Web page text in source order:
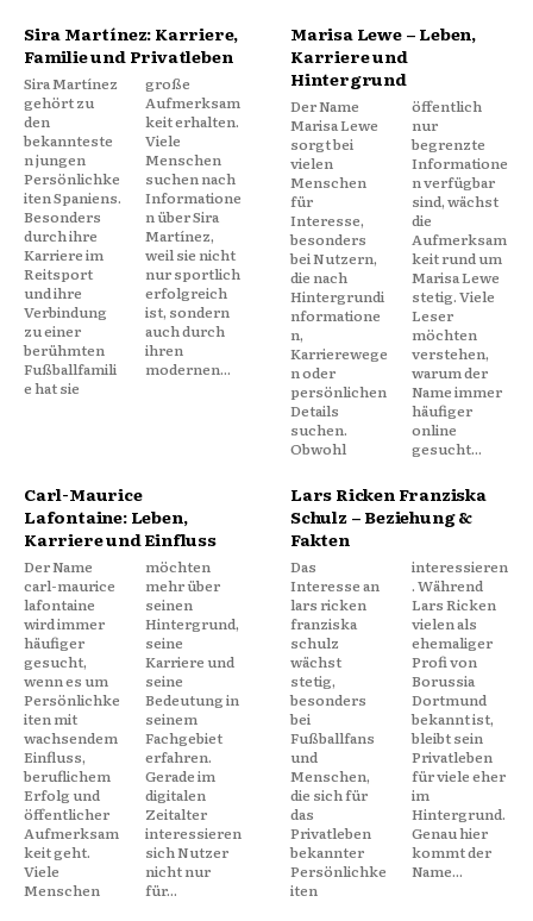
Sira Martínez: Karriere,
Familie und Privatleben
Sira Martínez
gehört zu
den
bekannteste
n jungen
Persönlichke
iten Spaniens.
Besonders
durch ihre
Karriere im
Reitsport
und ihre
Verbindung
zu einer
berühmten
Fußballfamili
e hat sie
große
Aufmerksam
keit erhalten.
Viele
Menschen
suchen nach
Informatione
n über Sira
Martínez,
weil sie nicht
nur sportlich
erfolgreich
ist, sondern
auch durch
ihren
modernen...
Marisa Lewe – Leben,
Karriere und
Hintergrund
Der Name
Marisa Lewe
sorgt bei
vielen
Menschen
für
Interesse,
besonders
bei Nutzern,
die nach
Hintergrundi
nformatione
n,
Karrierewege
n oder
persönlichen
Details
suchen.
Obwohl
öffentlich
nur
begrenzte
Informatione
n verfügbar
sind, wächst
die
Aufmerksam
keit rund um
Marisa Lewe
stetig. Viele
Leser
möchten
verstehen,
warum der
Name immer
häufiger
online
gesucht...
Carl-Maurice
Lafontaine: Leben,
Karriere und Einfluss
Der Name
carl-maurice
lafontaine
wird immer
häufiger
gesucht,
wenn es um
Persönlichke
iten mit
wachsendem
Einfluss,
beruflichem
Erfolg und
öffentlicher
Aufmerksam
keit geht.
Viele
Menschen
möchten
mehr über
seinen
Hintergrund,
seine
Karriere und
seine
Bedeutung in
seinem
Fachgebiet
erfahren.
Gerade im
digitalen
Zeitalter
interessieren
sich Nutzer
nicht nur
für...
Lars Ricken Franziska
Schulz – Beziehung &
Fakten
Das
Interesse an
lars ricken
franziska
schulz
wächst
stetig,
besonders
bei
Fußballfans
und
Menschen,
die sich für
das
Privatleben
bekannter
Persönlichke
iten
interessieren
. Während
Lars Ricken
vielen als
ehemaliger
Profi von
Borussia
Dortmund
bekannt ist,
bleibt sein
Privatleben
für viele eher
im
Hintergrund.
Genau hier
kommt der
Name...